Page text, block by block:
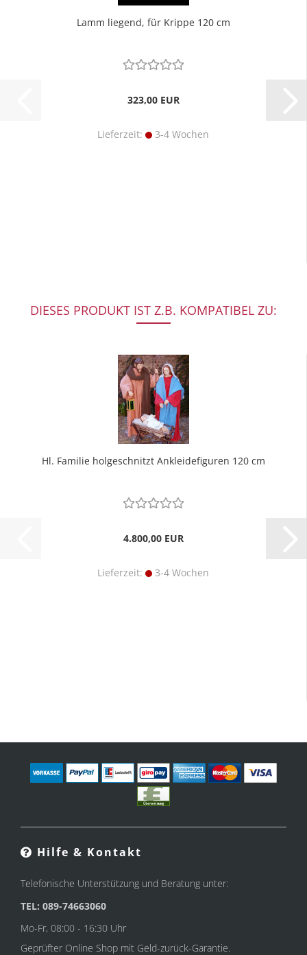
Lamm liegend, für Krippe 120 cm
323,00 EUR
Lieferzeit: 3-4 Wochen
DIESES PRODUKT IST Z.B. KOMPATIBEL ZU:
Hl. Familie holgeschnitzt Ankleidefiguren 120 cm
4.800,00 EUR
Lieferzeit: 3-4 Wochen
Hilfe & Kontakt
Telefonische Unterstützung und Beratung unter:
TEL: 089-74663060
Mo-Fr, 08:00 - 16:30 Uhr
Geprüfter Online Shop mit Geld-zurück-Garantie.